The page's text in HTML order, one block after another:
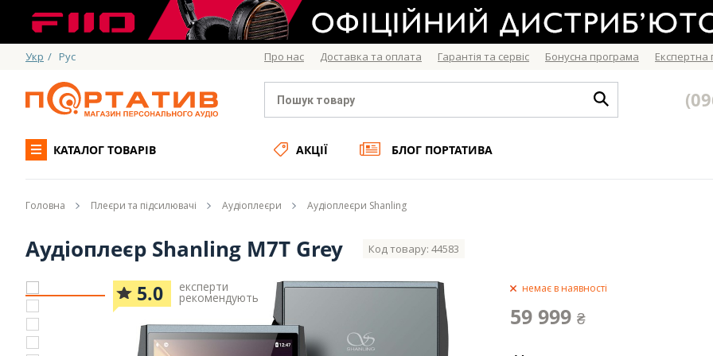
Укр / Рус Про нас Доставка та оплата Гарантія та сервіс Бонусна програма Експертна
КАТАЛОГ ТОВАРІВ АКЦІЇ БЛОГ ПОРТАТИВА
Головна Плеєри та підсилювачі Аудіоплеєри Аудіоплеєри Shanling
Аудіоплеєр Shanling M7T Grey Код товару: 44583
5.0 експерти
рекомендують
немає в наявності
59 999 ₴